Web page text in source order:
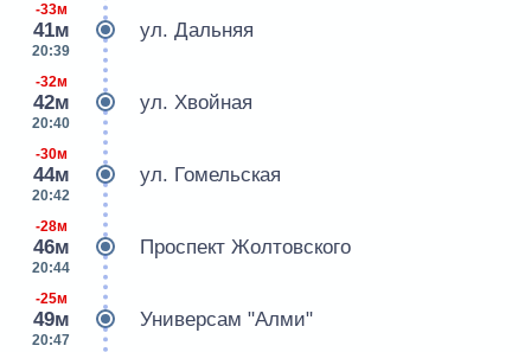
-33м
41м
20:39
ул. Дальняя
-32м
42м
20:40
ул. Хвойная
-30м
44м
20:42
ул. Гомельская
-28м
46м
20:44
Проспект Жолтовского
-25м
49м
20:47
Универсам "Алми"